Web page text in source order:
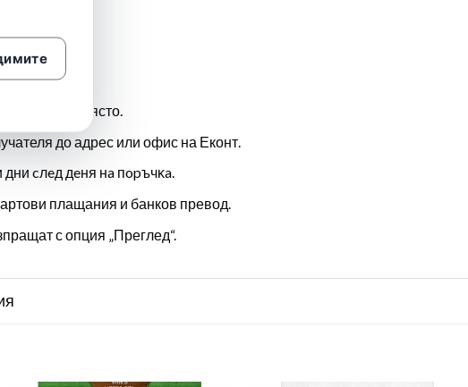
място.
до адрес или офис на Еконт.
дни cлeд дeня нa пopъчĸa.
плащания и банков превод.
с опция „Преглед“.